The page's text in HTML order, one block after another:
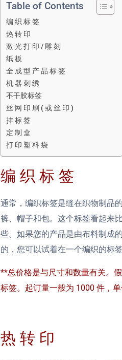
Table of Contents
编 织 标 签
热 转 印
激 光 打 印 / 雕 刻
纸 板
全 成 型 产 品 标 签
机 器 刺 绣
不干胶标签
丝 网 印 刷 ( 或 丝 印 )
挂 标 签
定 制 盒
打 印 塑 料 袋
编 织 标 签
通常，编织标签是缝在织物制品
裤、帽子和包。这个标签看起来
些。如果您的产品是由布料制成
的，您可以试着在一个编织的标
**总价格是与尺寸和数量有关。
标签。起订量一般为 1000 件，单
热 转 印